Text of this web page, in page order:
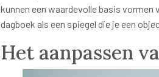
kunnen een waardevolle basis
dagboek als een spiegel die je een
Het aanpassen